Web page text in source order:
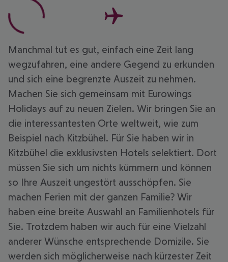
Manchmal tut es gut, einfach eine Zeit lang
wegzufahren, eine andere Gegend zu erkunden
und sich eine begrenzte Auszeit zu nehmen.
Machen Sie sich gemeinsam mit Eurowings
Holidays auf zu neuen Zielen. Wir bringen Sie an
die interessantesten Orte weltweit, wie zum
Beispiel nach Kitzbühel. Für Sie haben wir in
Kitzbühel die exklusivsten Hotels selektiert. Dort
müssen Sie sich um nichts kümmern und können
so Ihre Auszeit ungestört ausschöpfen. Sie
machen Ferien mit der ganzen Familie? Wir
haben eine breite Auswahl an Familienhotels für
Sie. Trotzdem haben wir auch für eine Vielzahl
anderer Wünsche entsprechende Domizile. Sie
werden sich möglicherweise nach kürzester Zeit